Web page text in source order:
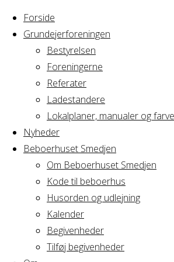
Forside
Grundejerforeningen
Bestyrelsen
Foreningerne
Referater
Ladestandere
Lokalplaner, manualer og
Nyheder
Beboerhuset Smedjen
Om Beboerhuset Smedjen
Kode til beboerhus
Husorden og udlejning
Kalender
Begivenheder
Tilføj begivenheder
Home
Om
Avedørelejren
Avedørelejren
betydeligt